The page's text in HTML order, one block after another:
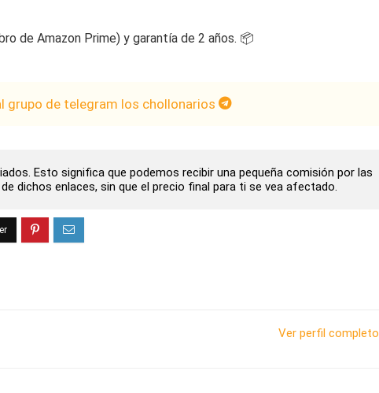
de Amazon Prime) y garantía de 2 años. 📦
grupo de telegram los chollonarios
Esto significa que podemos recibir una pequeña comisión por las
dichos enlaces, sin que el precio final para ti se vea afectado.
Ver perfil completo